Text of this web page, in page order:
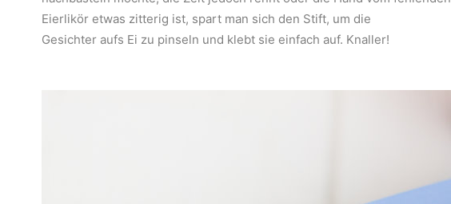
Eierlikör etwas zitterig ist, spart man sich den Stift, um die
Gesichter aufs Ei zu pinseln und klebt sie einfach auf. Knaller!